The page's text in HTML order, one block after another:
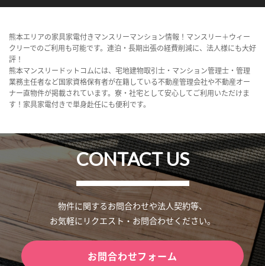
熊本エリアの家具家電付きマンスリーマンション情報！マンスリー＋ウィー
クリーでのご利用も可能です。連泊・長期出張の経費削減に、法人様にも大好
評！
熊本マンスリードットコムには、宅地建物取引士・マンション管理士・管理
業務主任者など国家資格保有者が在籍している不動産管理会社や不動産オー
ナー直物件が掲載されています。寮・社宅として安心してご利用いただけま
す！家具家電付きで単身赴任にも便利です。
CONTACT US
物件に関するお問合わせや法人契約等、
お気軽にリクエスト・お問合わせください。
お問合わせフォーム